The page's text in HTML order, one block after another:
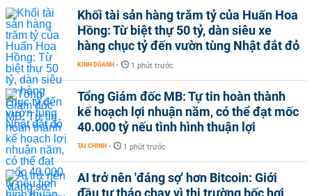
Khối tài sản hàng trăm tỷ của Huấn Hoa
Hồng: Từ biệt thự 50 tỷ, dàn siêu xe
hàng chục tỷ đến vườn tùng Nhật đắt đỏ
KINH DOANH - 1 phút trước
Tổng Giám đốc MB: Tự tin hoàn thành
kế hoạch lợi nhuận năm, có thể đạt mốc
40.000 tỷ nếu tình hình thuận lợi
TÀI CHÍNH - 1 phút trước
AI trở nên 'đáng sợ' hơn Bitcoin: Giới
đầu tư tháo chạy vì thị trường bốc hơi